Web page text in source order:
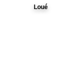
Loué